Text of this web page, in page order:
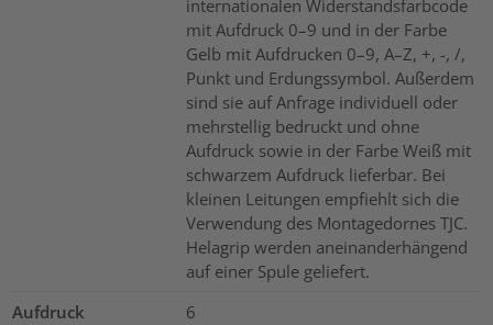
internationalen Widerstandsfarbcode
mit Aufdruck 0–9 und in der Farbe
Gelb mit Aufdrucken 0–9, A–Z, +, -, /,
Punkt und Erdungssymbol. Außerdem
sind sie auf Anfrage individuell oder
mehrstellig bedruckt und ohne
Aufdruck sowie in der Farbe Weiß mit
schwarzem Aufdruck lieferbar. Bei
kleinen Leitungen empfiehlt sich die
Verwendung des Montagedornes TJC.
Helagrip werden aneinanderhängend
auf einer Spule geliefert.
Aufdruck
6